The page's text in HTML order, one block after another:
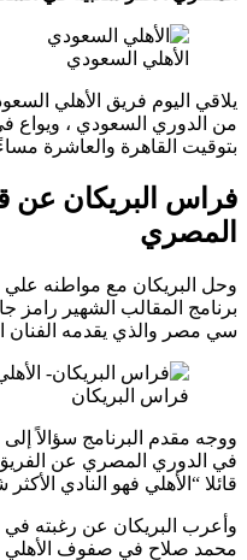
السعودي
فريق الأهلي السعودي
السعودي ، ويواع في تمام
القاهرة والعاشرة مساءًا
البريكان عن قوة
مع مواطنه علي البليهي
المقالب الشهير رامز جاب من
والذي يقدمه الفنان
البريكان
البرنامج سؤالاً إلى
المصري عن الفريق الذي
فهو النادي الأكثر شعبية
عن رغبته في
في صفوف الأهلي